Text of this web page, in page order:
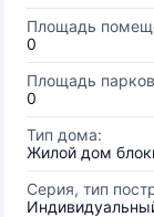
Площадь
0
Площадь
0
Тип дома:
Жилой дом
Серия, тип